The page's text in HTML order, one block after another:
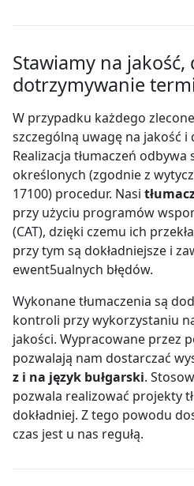
Stawiamy na jakość,
dotrzymywanie
W przypadku każdego
szczególną uwagę na jakość i
Realizacja tłumaczeń odbywa
określonych (zgodnie z
17100) procedur. Nasi
przy użyciu programów
(CAT), dzięki czemu ich
przy tym są dokładniejsze i
ewent5ualnych błędów.
Wykonane tłumaczenia są
kontroli przy wykorzystaniu
jakości. Wypracowane przez
pozwalają nam dostarczać
z i na język bułgarski.
pozwala realizować projekty
dokładniej. Z tego powodu
czas jest u nas regułą.